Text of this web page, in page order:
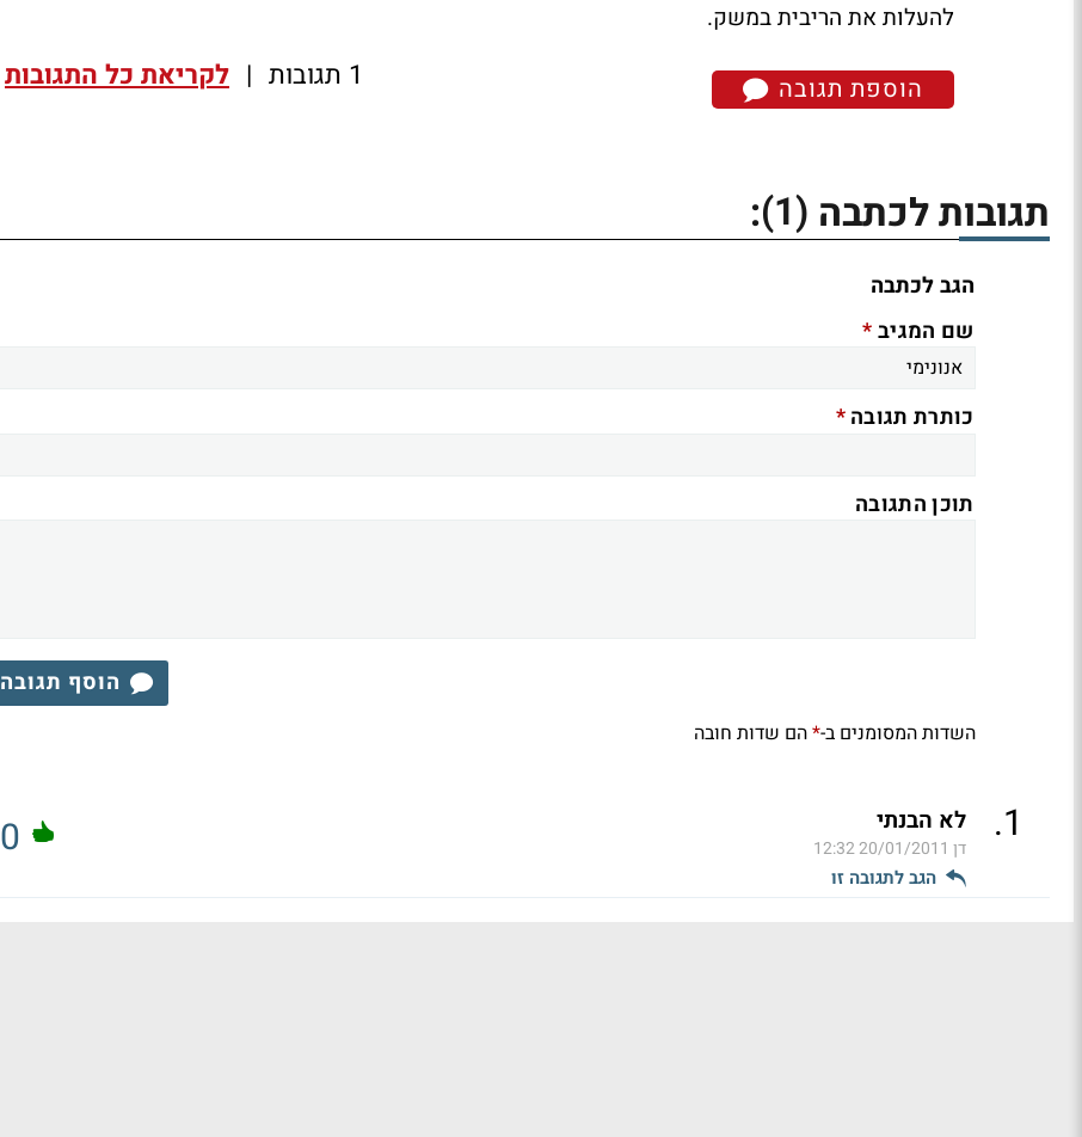
להעלות את הריבית במשק.
הוספת תגובה 1 תגובות | לקריאת כל התגובות
תגובות לכתבה (1)
:
הגב לכתבה
שם המגיב*
כותרת תגובה*
תוכן התגובה
הוסף תגובה
השדות המסומנים ב-*הם שדות חובה
1
. לא הבנתי
דן 20/01/2011 12:32
הגב לתגובה זו
0